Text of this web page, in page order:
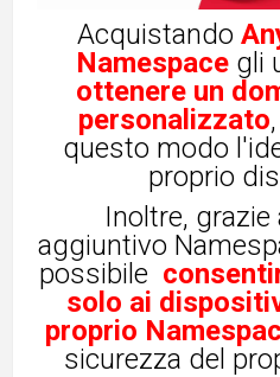
Acquistando
Namespace gli
ottenere un
personalizzato
questo modo
proprio
Inoltre, grazie
aggiuntivo
possibile
solo ai
proprio
sicurezza del